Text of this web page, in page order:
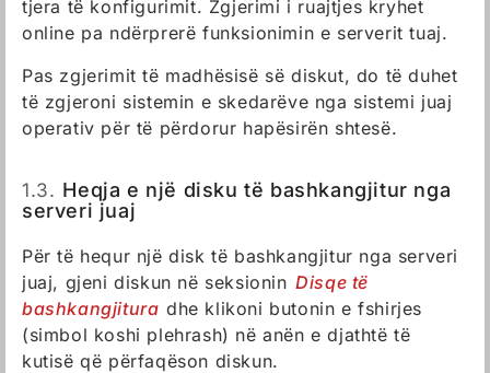
tjera të konfigurimit. Zgjerimi i ruajtjes kryhet
online pa ndërprerë funksionimin e serverit tuaj.
Pas zgjerimit të madhësisë së diskut, do të duhet
të zgjeroni sistemin e skedarëve nga sistemi juaj
operativ për të përdorur hapësirën shtesë.
1.3. Heqja e një disku të bashkangjitur nga
serveri juaj
Për të hequr një disk të bashkangjitur nga serveri
juaj, gjeni diskun në seksionin Disqe të
bashkangjitura dhe klikoni butonin e fshirjes
(simbol koshi plehrash) në anën e djathtë të
kutisë që përfaqëson diskun.